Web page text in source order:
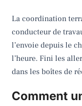
La coordination
conducteur de
l’envoie depuis le
l’heure. Fini les
dans les boîtes de
Comment